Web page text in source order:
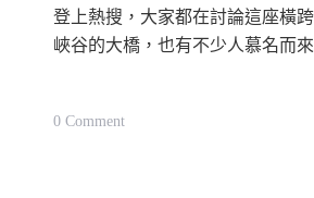
登上熱搜，大家都在討論這座橫跨
峽谷的大橋，也有不少人慕名而來
0 CommentOn